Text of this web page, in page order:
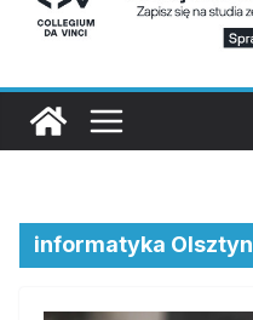
informatyka Olsztyn